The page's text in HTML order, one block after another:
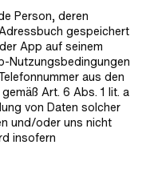
Person, deren
gespeichert
App auf seinem
Nutzungsbedingungen
aus den
Art. 6 Abs. 1 lit. a
von Daten solcher
und/oder uns nicht
insofern